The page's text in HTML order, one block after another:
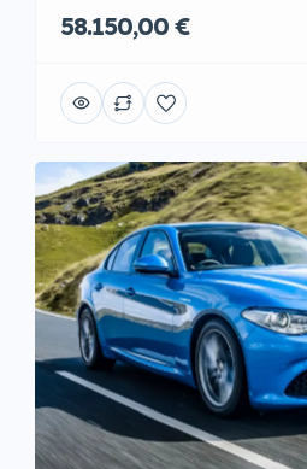
58.150,00 €